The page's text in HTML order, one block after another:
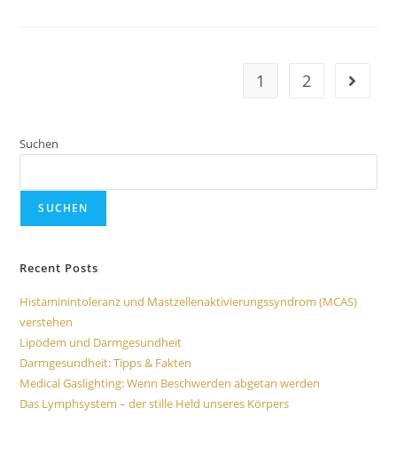
1 2
Suchen
SUCHEN
Recent Posts
Histaminintoleranz und Mastzellenaktivierungssyndrom (MCAS)
verstehen
Lipödem und Darmgesundheit
Darmgesundheit: Tipps & Fakten
Medical Gaslighting: Wenn Beschwerden abgetan werden
Das Lymphsystem – der stille Held unseres Körpers